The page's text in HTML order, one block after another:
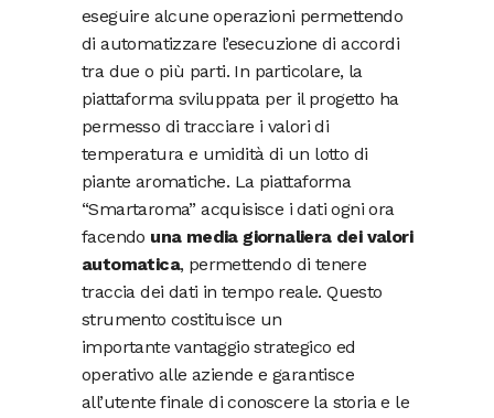
eseguire alcune operazioni permettendo
di automatizzare l’esecuzione di accordi
tra due o più parti. In particolare, la
piattaforma sviluppata per il progetto ha
permesso di tracciare i valori di
temperatura e umidità di un lotto di
piante aromatiche. La piattaforma
“Smartaroma” acquisisce i dati ogni ora
facendo una media giornaliera dei valori
automatica, permettendo di tenere
traccia dei dati in tempo reale. Questo
strumento costituisce un
importante vantaggio strategico ed
operativo alle aziende e garantisce
all’utente finale di conoscere la storia e le